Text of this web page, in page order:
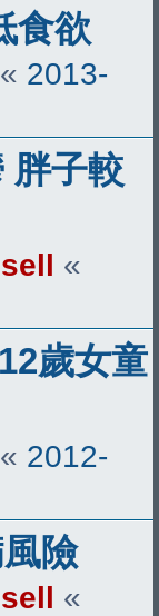
食欲
« 2013-
胖子較
«
歲女童
« 2012-
險
«